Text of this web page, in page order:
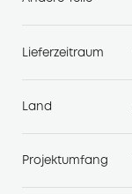
Lieferzeitraum
Land
Projektumfang